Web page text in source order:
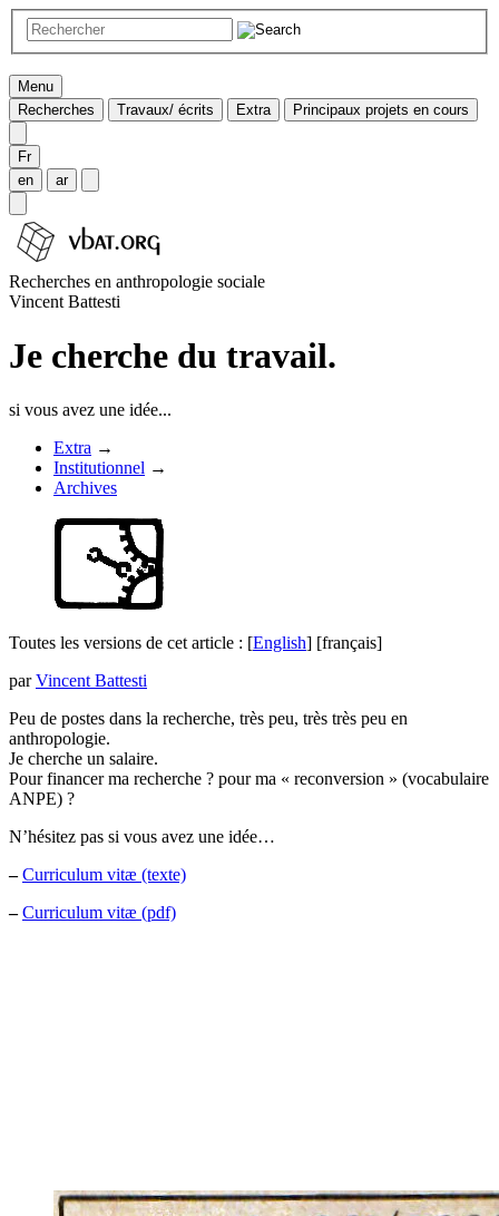
Menu
Recherches
Travaux/ écrits Extra Principaux projets en cours
Fr
en
ar
Recherches en anthropologie sociale
Vincent Battesti
Je cherche du travail.
si vous avez une idée...
Extra →
Institutionnel →
Archives
Toutes les versions de cet article : [English] [français]
parVincent Battesti
Peu de postes dans la recherche, très peu, très très peu en
anthropologie.
Je cherche un salaire.
Pour financer ma recherche ? pour ma « reconversion » (vocabulaire
ANPE) ?
N’hésitez pas si vous avez une idée…
– Curriculum vitæ (texte)
– Curriculum vitæ (pdf)